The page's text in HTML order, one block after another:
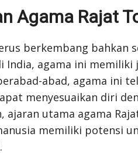
Agama Rajat
berkembang bahkan
India, agama ini
abad, agama ini
menyesuaikan diri
ajaran utama agama
memiliki potensi